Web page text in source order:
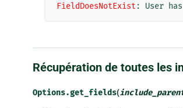
FieldDoesNotExist : User
Récupération de toutes les
Options.get_fields(